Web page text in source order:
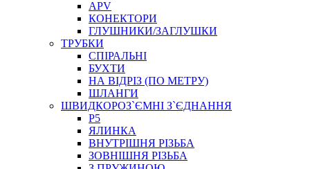
APV
КОНЕКТОРИ
ГЛУШНИКИ/ЗАГЛУШКИ
ТРУБКИ
СПІРАЛЬНІ
БУХТИ
НА ВІДРІЗ (ПО МЕТРУ)
ШЛАНГИ
ШВИДКОРОЗ`ЄМНІ З`ЄДНАННЯ
P5
ЯЛИНКА
ВНУТРІШНЯ РІЗЬБА
ЗОВНІШНЯ РІЗЬБА